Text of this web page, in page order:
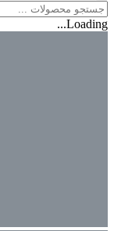
Loading...